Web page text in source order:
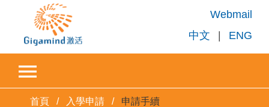
Webmail
中文
| ENG
首頁 入學申請 申請手續